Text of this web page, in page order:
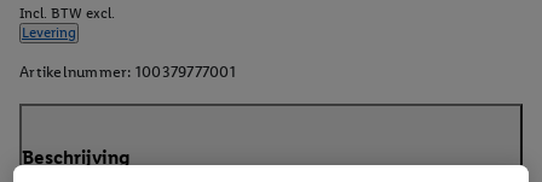
Incl. BTW excl.
Levering
Artikelnummer: 100379777001
Beschrijving